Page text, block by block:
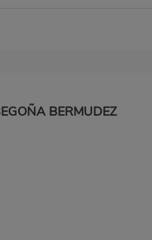
BERMUDEZ